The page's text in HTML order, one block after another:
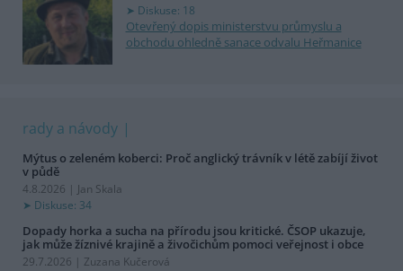
Diskuse: 18
Otevřený dopis ministerstvu průmyslu a
obchodu ohledně sanace odvalu Heřmanice
rady a návody
Mýtus o zeleném koberci: Proč anglický trávník v létě zabíjí život
v půdě
4.8.2026 | Jan Skala
Diskuse: 34
Dopady horka a sucha na přírodu jsou kritické. ČSOP ukazuje,
jak může žíznivé krajině a živočichům pomoci veřejnost i obce
29.7.2026 | Zuzana Kučerová